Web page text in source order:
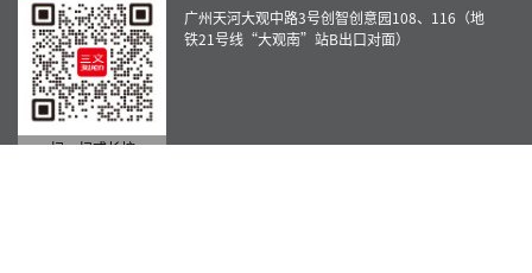
扫一扫或长按
广州天河大观中路3号创智创意园108、116（地
铁21号线“大观南”站B出口对面）